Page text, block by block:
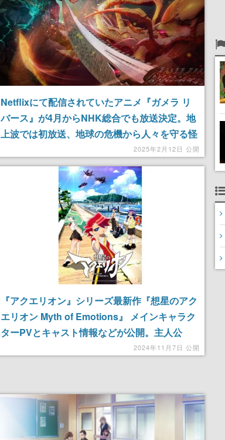
Netflixにて配信されていたアニメ『ガメラ リ
バース』が4月からNHK総合でも放送決定。地
上波では初放送、地球の危機から人々を守る怪
獣「ガメラ」の戦いと目撃者になる子どもたち
の夏を描いた作品
2025年2月12日 公開
『アクエリオン』シリーズ最新作『想星のアク
エリオン Myth of Emotions』 メインキャラク
ターPVとキャスト情報などが公開。主人公
「オオトリ サッコ」役に花守ゆみりさん、「ア
2024年11月7日 公開